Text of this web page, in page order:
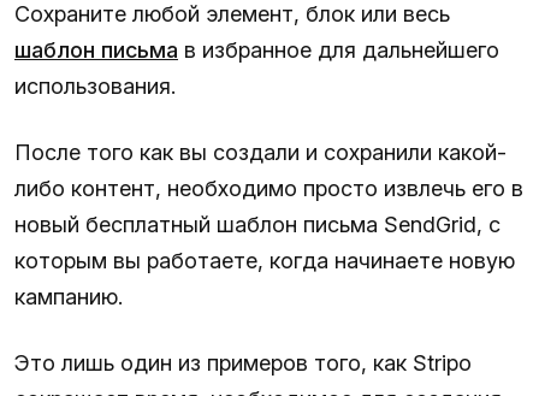
Сохраните любой элемент, блок или весь
шаблон письма в избранное для дальнейшего
использования.
После того как вы создали и сохранили какой-
либо контент, необходимо просто извлечь его в
новый бесплатный шаблон письма SendGrid, с
которым вы работаете, когда начинаете новую
кампанию.
Это лишь один из примеров того, как Stripo